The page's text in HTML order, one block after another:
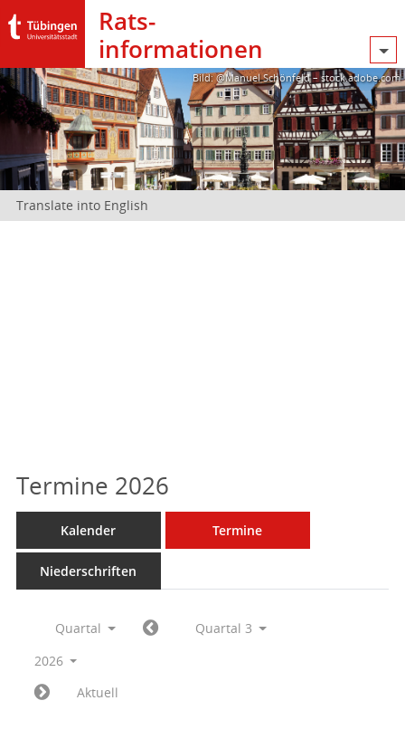
Rats­
informationen
Bild: @Manuel Schönfeld – stock.adobe.com
Translate into English
Termine 2026
Kalender Termine
Niederschriften
Quartal
Quartal 3
2026
Aktuell